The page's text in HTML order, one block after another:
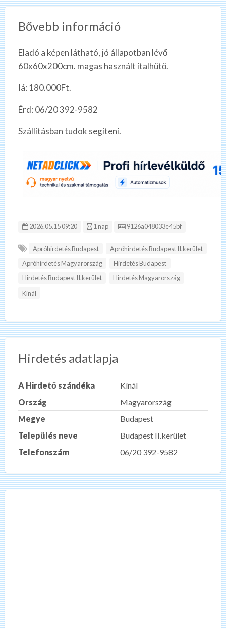
Bővebb információ
Eladó a képen látható, jó állapotban lévő
60x60x200cm. magas használt italhűtő.
Iá: 180.000Ft.
Érd: 06/20 392-9582
Szállításban tudok segíteni.
2026.05.15 09:20 1 nap Hirdetés ID:
9126a048033e45bf
Apróhirdetés Budapest
Apróhirdetés Budapest II.kerület
Apróhirdetés Magyarország
Hirdetés Budapest
Hirdetés Budapest II.kerület
Hirdetés Magyarország
Kínál
Hirdetés adatlapja
A Hirdető szándéka
Kínál
Ország
Magyarország
Megye
Budapest
Település neve
Budapest II.kerület
Telefonszám
06/20 392-9582